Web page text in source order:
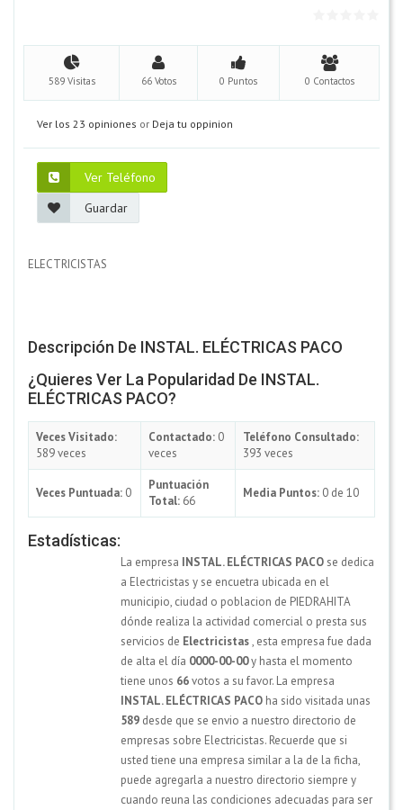
589 Visitas 66 Votos 0 Puntos 0 Contactos
Ver los 23 opiniones or Deja tu oppinion
Ver Teléfono
Guardar
ELECTRICISTAS
Descripción De INSTAL. ELÉCTRICAS PACO
¿Quieres Ver La Popularidad De INSTAL.
ELÉCTRICAS PACO?
Veces Visitado:
589 veces
Contactado: 0
veces
Teléfono Consultado:
393 veces
Veces Puntuada: 0
Puntuación
Total: 66
Media Puntos: 0 de 10
Estadísticas:
La empresa INSTAL. ELÉCTRICAS PACOse dedica
a Electricistas y se encuetra ubicada en el
municipio, ciudad o poblacion de PIEDRAHITA
dónde realiza la actividad comercial o presta sus
servicios de Electricistas, esta empresa fue dada
de alta el día 0000-00-00y hasta el momento
tiene unos 66votos a su favor. La empresa
INSTAL. ELÉCTRICAS PACO ha sido visitada unas
589 desde que se envio a nuestro directorio de
empresas sobre Electricistas. Recuerde que si
usted tiene una empresa similar a la de la ficha,
puede agregarla a nuestro directorio siempre y
cuando reuna las condiciones adecuadas para ser